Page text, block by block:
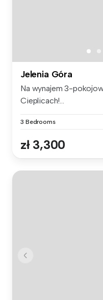
Jelenia Góra
Na wynajem 3-
Cieplicach!...
3 Bedrooms
zł 3,300